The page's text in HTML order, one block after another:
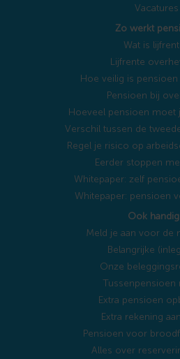
Vacatures
Zo werkt
Wat is
Lijfrente
Hoe veilig is
Pensioen bij
Hoeveel pensioen moet
Verschil tussen de
Regel je risico op
Eerder stoppen
Whitepaper: zelf
Whitepaper: pensioen
Ook
Meld je aan voor de
Belangrijke
Onze
Tussenpensioen
Extra pensioen
Extra rekening
Pensioen voor
Alles over